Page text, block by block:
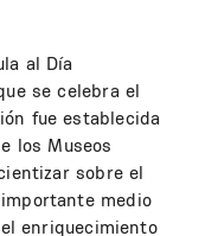
al Día
se celebra el
fue establecida
los Museos
sobre el
medio
enriquecimiento